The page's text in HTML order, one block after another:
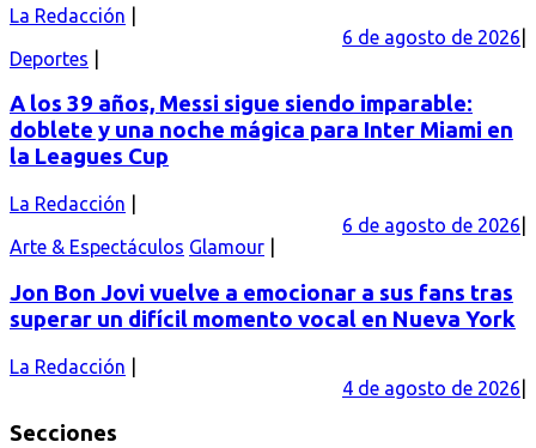
La Redacción
6 de agosto de 2026
Deportes
A los 39 años, Messi sigue siendo imparable:
doblete y una noche mágica para Inter Miami en
la Leagues Cup
La Redacción
6 de agosto de 2026
Arte & Espectáculos Glamour
Jon Bon Jovi vuelve a emocionar a sus fans tras
superar un difícil momento vocal en Nueva York
La Redacción
4 de agosto de 2026
Secciones